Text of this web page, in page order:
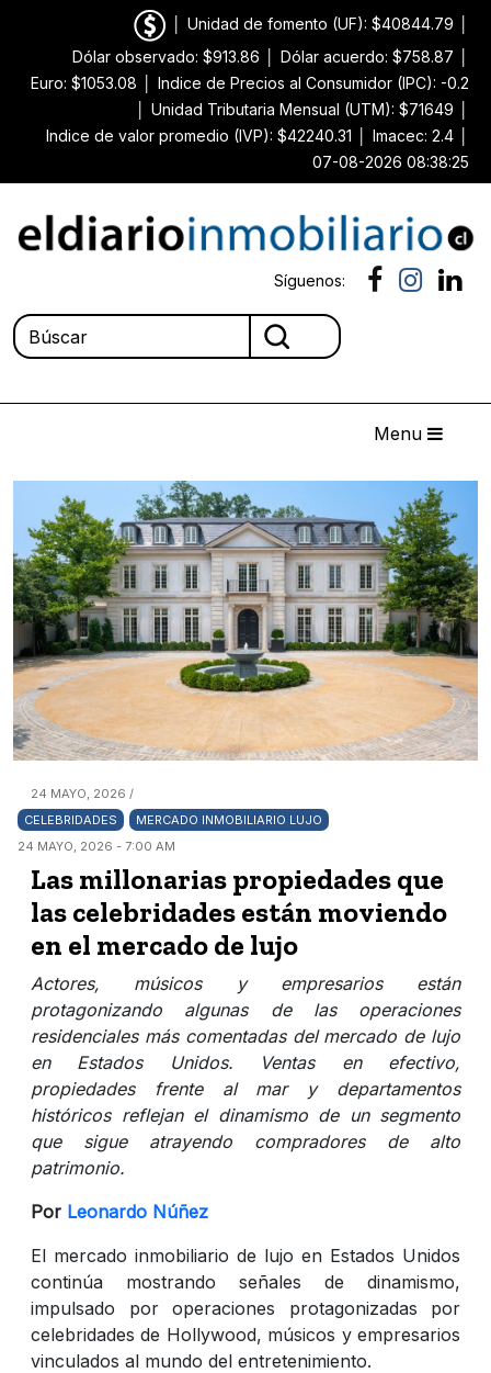
Unidad de fomento (UF): $40844.79
Dólar observado: $913.86
Dólar acuerdo: $758.87
Euro: $1053.08
Indice de Precios al Consumidor (IPC): -0.2
Unidad Tributaria Mensual (UTM): $71649
Indice de valor promedio (IVP): $42240.31
Imacec: 2.4
07-08-2026 08:38:25
Síguenos:
Menu
24 MAYO, 2026 /
CELEBRIDADES
MERCADO INMOBILIARIO LUJO
24 MAYO, 2026 - 7:00 AM
Las millonarias propiedades que
las celebridades están moviendo
en el mercado de lujo
Actores, músicos y empresarios están
protagonizando algunas de las operaciones
residenciales más comentadas del mercado de lujo
en Estados Unidos. Ventas en efectivo,
propiedades frente al mar y departamentos
históricos reflejan el dinamismo de un segmento
que sigue atrayendo compradores de alto
patrimonio.
Por Leonardo Núñez
El mercado inmobiliario de lujo en Estados Unidos
continúa mostrando señales de dinamismo,
impulsado por operaciones protagonizadas por
celebridades de Hollywood, músicos y empresarios
vinculados al mundo del entretenimiento.